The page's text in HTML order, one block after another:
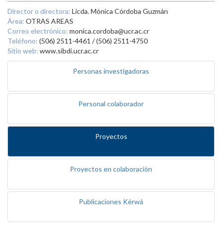
Director o directora: Licda. Mónica Córdoba Guzmán
Área: OTRAS AREAS
Correo electrónico: monica.cordoba@ucr.ac.cr
Teléfono: (506) 2511-4461 / (506) 2511-4750
Sitio web: www.sibdi.ucr.ac.cr
Personas investigadoras
Personal colaborador
Proyectos
Proyectos en colaboración
Publicaciones Kérwá